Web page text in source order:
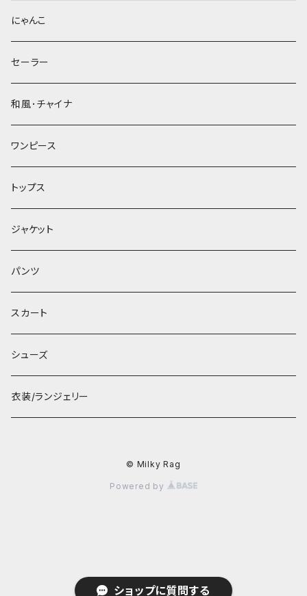
ショップに質問する
にゃんこ
セーラー
和風･チャイナ
ワンピース
トップス
ジャケット
パンツ
スカート
シューズ
衣装/ランジェリー
© Milky Rag
Powered by